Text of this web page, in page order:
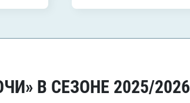
В СЕЗОНЕ 2025/2026